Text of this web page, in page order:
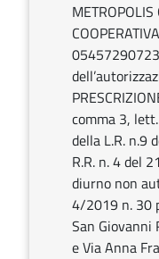
METROPOLIS
comma 3,
della L.R. n.9
R.R. n. 4 del
diurno non
4/2019 n. 30
San Giovanni
e Via Anna